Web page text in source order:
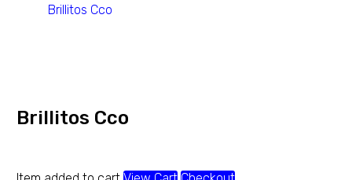
Brillitos Cco
Brillitos Cco